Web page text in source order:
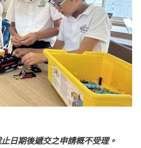
日期後遞交之申請概不受理。